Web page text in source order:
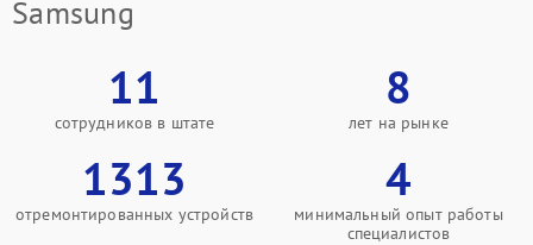
Samsung
11
сотрудников в штате
8
лет на рынке
1313
отремонтированных устройств
4
минимальный опыт работы
специалистов